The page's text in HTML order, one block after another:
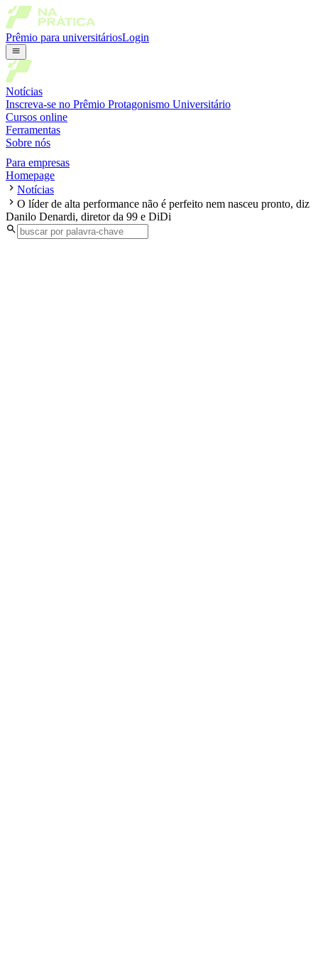
Prêmio para universitáriosLogin
Notícias
Inscreva-se no Prêmio Protagonismo Universitário
Cursos online
Ferramentas
Sobre nós
Para empresas
Homepage
Notícias
O líder de alta performance não é perfeito nem nasceu pronto, diz
Danilo Denardi, diretor da 99 e DiDi